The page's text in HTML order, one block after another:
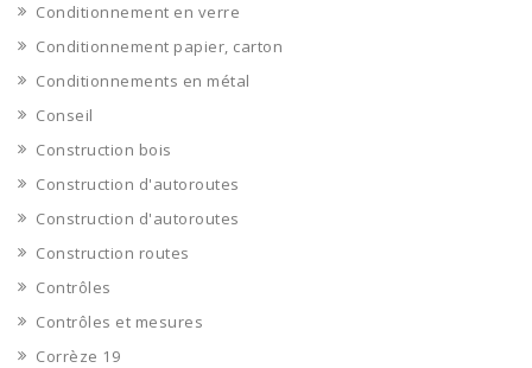
Conditionnement en verre
Conditionnement papier, carton
Conditionnements en métal
Conseil
Construction bois
Construction d'autoroutes
Construction d'autoroutes
Construction routes
Contrôles
Contrôles et mesures
Corrèze 19